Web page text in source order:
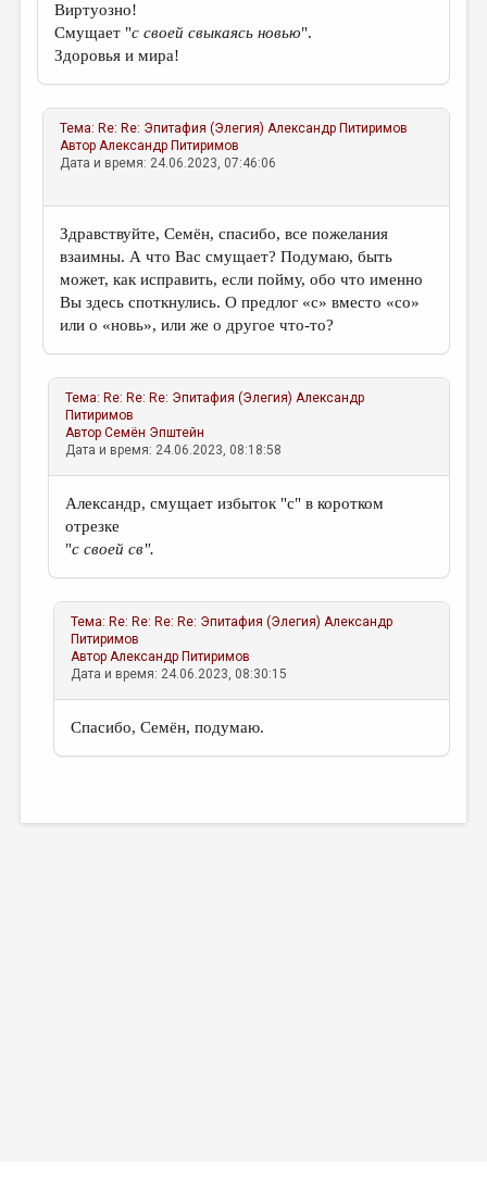
Виртуозно!
Смущает "с своей свыкаясь новью".
Здоровья и мира!
Тема: Re: Re: Эпитафия (Элегия) Александр Питиримов
АвторАлександр Питиримов
Дата и время: 24.06.2023, 07:46:06
Здравствуйте, Семён, спасибо, все пожелания
взаимны. А что Вас смущает? Подумаю, быть
может, как исправить, если пойму, обо что именно
Вы здесь споткнулись. О предлог «с» вместо «со»
или о «новь», или же о другое что-то?
Тема: Re: Re: Re: Эпитафия (Элегия) Александр
Питиримов
АвторСемён Эпштейн
Дата и время: 24.06.2023, 08:18:58
Александр, смущает избыток "с" в коротком
отрезке
"с своей св".
Тема: Re: Re: Re: Re: Эпитафия (Элегия) Александр
Питиримов
АвторАлександр Питиримов
Дата и время: 24.06.2023, 08:30:15
Спасибо, Семён, подумаю.